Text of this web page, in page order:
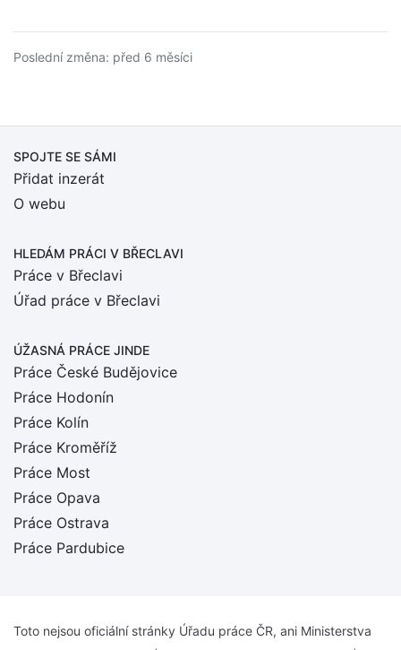
Poslední změna: před 6 měsíci
SPOJTE SE SÁMI
Přidat inzerát
O webu
HLEDÁM PRÁCI V BŘECLAVI
Práce v Břeclavi
Úřad práce v Břeclavi
ÚŽASNÁ PRÁCE JINDE
Práce České Budějovice
Práce Hodonín
Práce Kolín
Práce Kroměříž
Práce Most
Práce Opava
Práce Ostrava
Práce Pardubice
Toto nejsou oficiální stránky Úřadu práce ČR, ani Ministerstva